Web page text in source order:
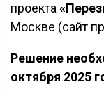
проекта
Москве (сайт
Решение
октября 2025